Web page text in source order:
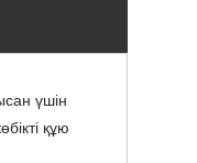
үшін
құю